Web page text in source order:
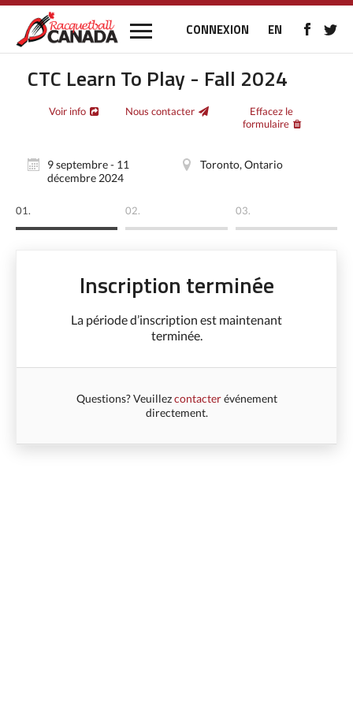
CONNEXION EN
CTC Learn To Play - Fall 2024
Voir info Nous contacter
Effacez le
formulaire
9 septembre - 11
décembre 2024
Toronto, Ontario
01. 02. 03.
Inscription terminée
La période d’inscription est maintenant
terminée.
Questions? Veuillezcontacterévénement
directement.